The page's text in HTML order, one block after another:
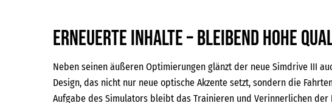
Erneuerte Inhalte – bleibend hohe
Neben seinen äußeren Optimierungen glänzt der neue Simdrive III
Design, das nicht nur neue optische Akzente setzt, sondern die
Aufgabe des Simulators bleibt das Trainieren und Verinnerlichen